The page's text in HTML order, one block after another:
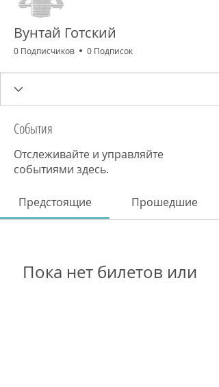
Вунтай Готский
0 Подписчиков 0 Подписок
События
Отслеживайте и управляйте
событиями здесь.
Предстоящие Прошедшие
Пока нет билетов или